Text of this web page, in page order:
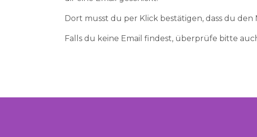
Dort musst du per Klick bestätigen, dass du
Falls du keine Email findest, überprüfe bitte